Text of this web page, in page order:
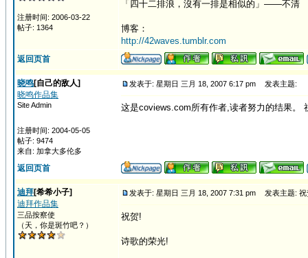
注册时间: 2006-03-22
帖子: 1364
「四十二排浪，沒有一排是相似的」——不清
博客：
http://42waves.tumblr.com
返回页首
晓鸣[自己的敌人]
晓鸣作品集
Site Admin
注册时间: 2004-05-05
帖子: 9474
来自: 加拿大多伦多
发表于: 星期日 三月 18, 2007 6:17 pm 发表主题:
这是coviews.com所有作者,读者努力的结果。
返回页首
迪拜[希希小子]
迪拜作品集
三品按察使
（天，你是斑竹吧？）
发表于: 星期日 三月 18, 2007 7:31 pm 发表主题: 祝
祝贺!
诗歌的荣光!